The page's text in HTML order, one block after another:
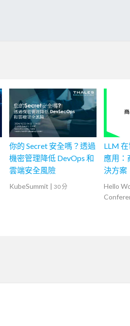
你的 Secret 安全嗎？透過
機密管理降低 DevOps 和
雲端安全風險
KubeSummit | 30 分
LLM
應用：
決方案
Hello